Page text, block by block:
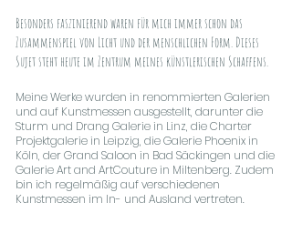
Besonders faszinierend waren für mich immer schon das
Zusammenspiel von Licht und der menschlichen Form. Dieses
Sujet steht heute im Zentrum meines künstlerischen Schaffens.
Meine Werke wurden in renommierten Galerien
und auf Kunstmessen ausgestellt, darunter die
Sturm und Drang Galerie in Linz, die Charter
Projektgalerie in Leipzig, die Galerie Phoenix in
Köln, der Grand Saloon in Bad Säckingen und die
Galerie Art and ArtCouture in Miltenberg. Zudem
bin ich regelmäßig auf verschiedenen
Kunstmessen im In- und Ausland vertreten.